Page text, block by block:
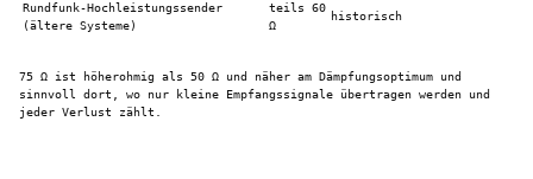
Rundfunk-Hochleistungssender
(ältere Systeme)
teils 60
Ω
historisch
75 Ω ist höherohmig als 50 Ω und näher am Dämpfungsoptimum und
sinnvoll dort, wo nur kleine Empfangssignale übertragen werden und
jeder Verlust zählt.